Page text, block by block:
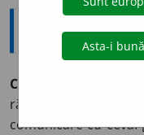
Explicative
CORESP
răspunde la
comunicare cu ceva.